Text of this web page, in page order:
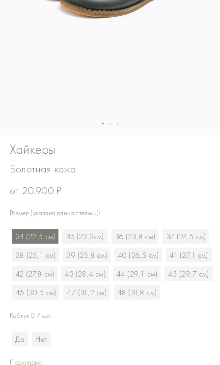
Хайкеры
Болотная кожа
от 20.900 ₽
Размер (указана длина стельки):
34 (22,5 см) 35 (23,2см) 36 (23,8 см)
37 (24,5 см)
38 (25,1 см)
39 (25,8 см) 40 (26,5 см)
41 (27,1 см)
42 (27,8 см)
43 (28,4 см) 44 (29,1 см)
45 (29,7 см)
46 (30,5 см)
47 (31,2 см) 48 (31,8 см)
Каблук 0,7 см:
Да Нет
Подкладка:
товара
Хайкеры
Болотная
кожа